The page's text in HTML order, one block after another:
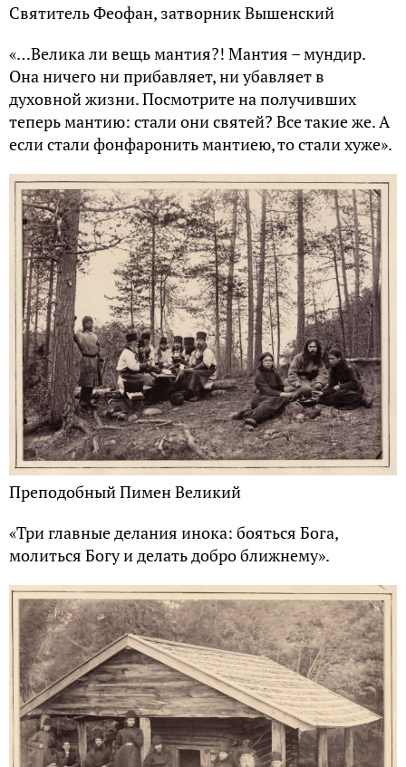
Святитель Феофан, затворник Вышенский
«…Велика ли вещь мантия?! Мантия – мундир.
Она ничего ни прибавляет, ни убавляет в
духовной жизни. Посмотрите на получивших
теперь мантию: стали они святей? Все такие же. А
если стали фонфаронить мантиею, то стали хуже».
Преподобный Пимен Великий
«Три главные делания инока: бояться Бога,
молиться Богу и делать добро ближнему».